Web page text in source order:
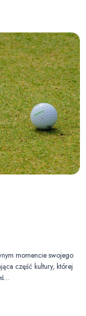
momencie swojego
część kultury, której